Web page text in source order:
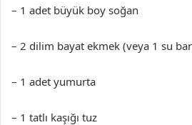
– 1 adet büyük boy soğan
– 2 dilim bayat ekmek (veya 1 su
– 1 adet yumurta
– 1 tatlı kaşığı tuz